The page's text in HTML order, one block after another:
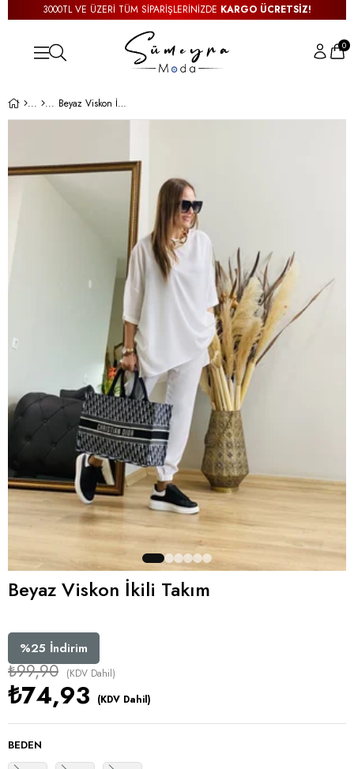
3000TL VE ÜZERİ TÜM SİPARİŞLERİNİZDE KARGO ÜCRETSİZ!
0
Beyaz Viskon İkili Takım
Beyaz Viskon İkili Takım
%25 İndirim
₺99,90 (KDV Dahil)
₺74,93 (KDV Dahil)
BEDEN